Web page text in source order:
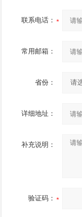
联系电话：
常用邮箱：
省份：
详细地址：
补充说明：
验证码：